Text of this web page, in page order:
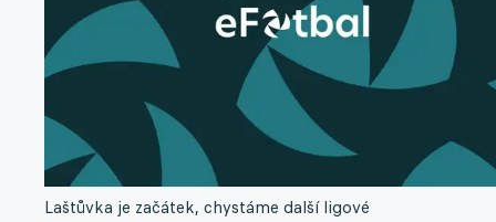
Laštůvka je začátek, chystáme další ligové